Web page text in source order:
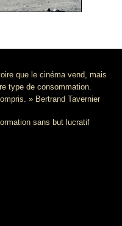
que le cinéma vend, mais
type de consommation.
» Bertrand Tavernier
sans but lucratif